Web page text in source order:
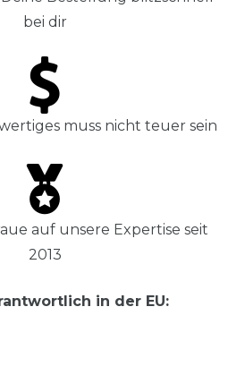
bei dir
muss nicht teuer sein
auf unsere Expertise seit
2013
in der EU: